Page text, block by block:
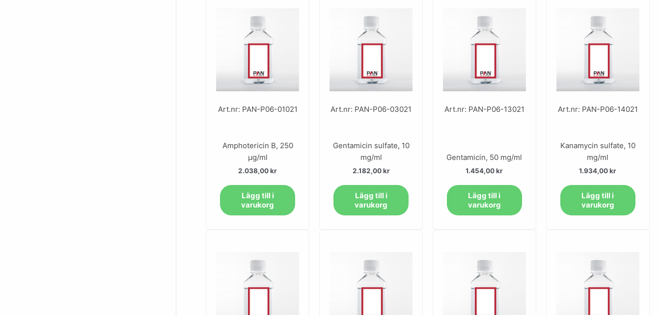
Art.nr: PAN-P06-01021
Amphotericin B, 250
µg/ml
2.038,00kr
Lägg till i
varukorg
Art.nr: PAN-P06-03021
Gentamicin sulfate, 10
mg/ml
2.182,00kr
Lägg till i
varukorg
Art.nr: PAN-P06-13021
Gentamicin, 50 mg/ml
1.454,00kr
Lägg till i
varukorg
Art.nr: PAN-P06-14021
Kanamycin sulfate, 10
mg/ml
1.934,00kr
Lägg till i
varukorg